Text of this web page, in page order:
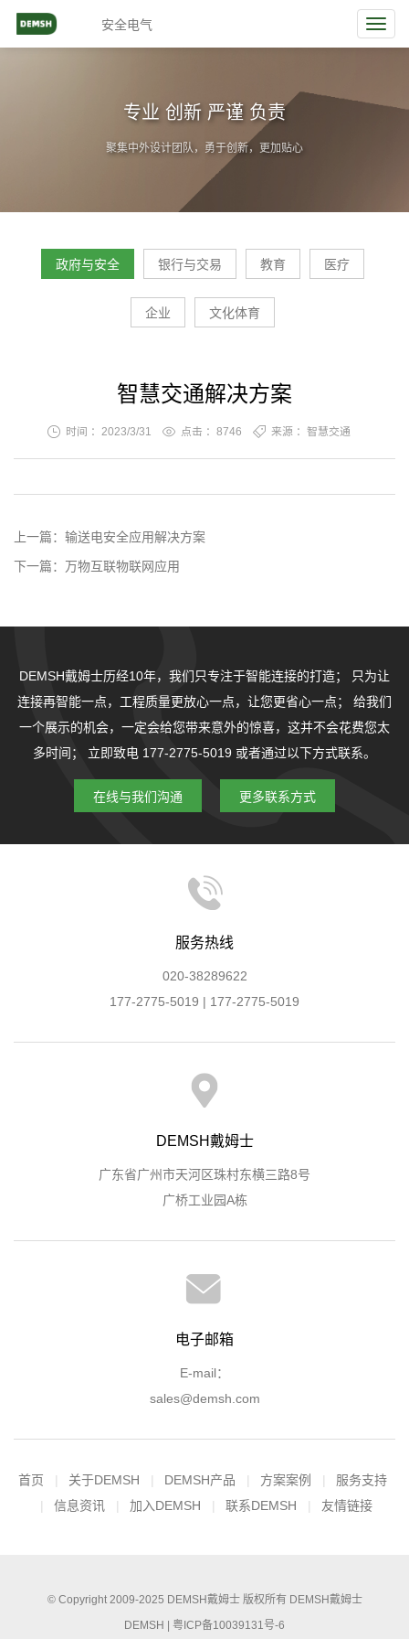
安全电气
专业 创新 严谨 负责
聚集中外设计团队，勇于创新，更加贴心
政府与安全 银行与交易 教育 医疗
企业 文化体育
智慧交通解决方案
时间 ：2023/3/31 点击 ： 8746 来源 ：智慧交通
上一篇： 输送电安全应用解决方案
下一篇： 万物互联物联网应用
DEMSH戴姆士历经10年，我们只专注于智能连接的打造；
只为让
连接再智能一点，工程质量更放心一点，让您更省心一点；
给我们
一个展示的机会，一定会给您带来意外的惊喜，这并不会花费您太
多时间；
立即致电 177-2775-5019 或者通过以下方式联系。
在线与我们沟通 更多联系方式
服务热线
020-38289622
177-2775-5019 | 177-2775-5019
DEMSH戴姆士
广东省广州市天河区珠村东横三路8号
广桥工业园A栋
电子邮箱
E-mail：
sales@demsh.com
首页 关于DEMSH DEMSH产品 方案案例
服务支持
信息资讯
加入DEMSH 联系DEMSH 友情链接
© Copyright 2009-2025 DEMSH戴姆士版权所有 DEMSH戴姆士
DEMSH | 粤ICP备10039131号-6